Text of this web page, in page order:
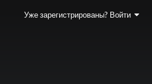
Уже зарегистрированы? Войти